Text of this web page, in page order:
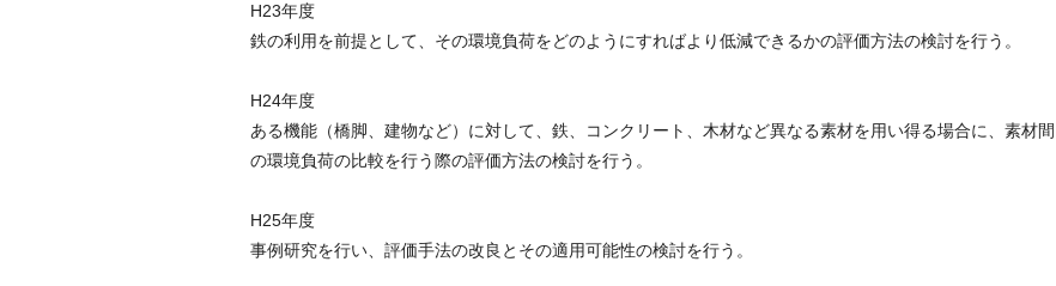
H23年度
鉄の利用を前提として、その環境負荷をどのようにすればより低減できるかの評価方法の検討を行う。
H24年度
ある機能（橋脚、建物など）に対して、鉄、コンクリート、木材など異なる素材を用い得る場合に、素材間
の環境負荷の比較を行う際の評価方法の検討を行う。
H25年度
事例研究を行い、評価手法の改良とその適用可能性の検討を行う。